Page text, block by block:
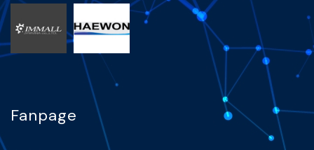
Fanpage